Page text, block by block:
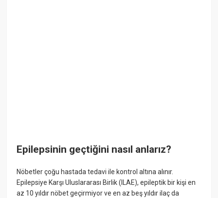
Epilepsinin geçtiğini nasıl anlarız?
Nöbetler çoğu hastada tedavi ile kontrol altına alınır.
Epilepsiye Karşı Uluslararası Birlik (ILAE), epileptik bir kişi en
az 10 yıldır nöbet geçirmiyor ve en az beş yıldır ilaç da